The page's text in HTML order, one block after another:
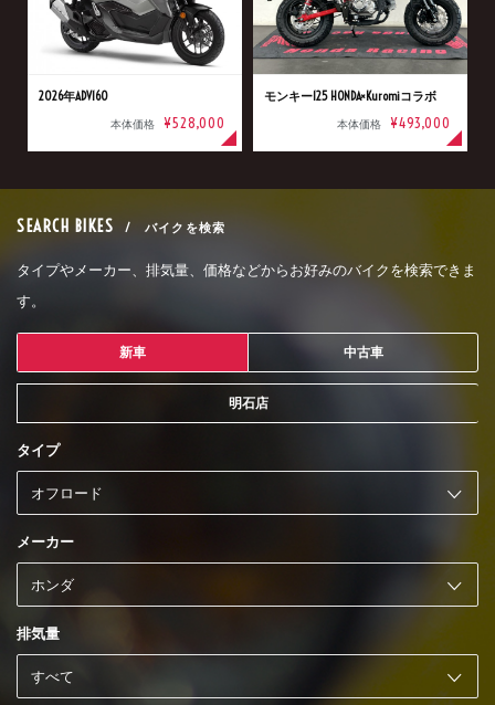
2026年ADV160
本体価格 ¥528,000
モンキー125 HONDA×Kuromiコラボ
本体価格 ¥493,000
SEARCH BIKES / バイクを検索
タイプやメーカー、排気量、価格などからお好みのバイクを検索できま
す。
新車 中古車
明石店
タイプ
メーカー
排気量